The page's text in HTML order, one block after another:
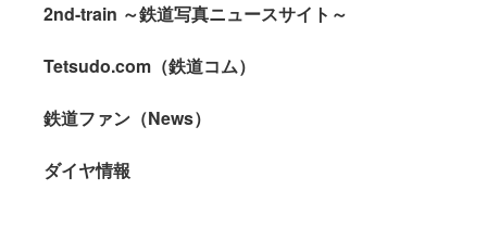
2nd-train ～鉄道写真ニュースサイト～
Tetsudo.com（鉄道コム）
鉄道ファン（News）
ダイヤ情報